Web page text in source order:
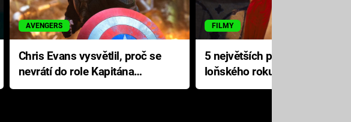
AVENGERS
Chris Evans vysvětlil, proč se
nevrátí do role Kapitána
Ameriky
FILMY
5 největších propadáků
loňského roku: Disney na
jediné katastrofě prodělal 200